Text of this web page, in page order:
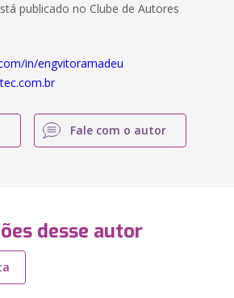
publicado no Clube de Autores
in/engvitoramadeu
Fale com o autor
desse autor